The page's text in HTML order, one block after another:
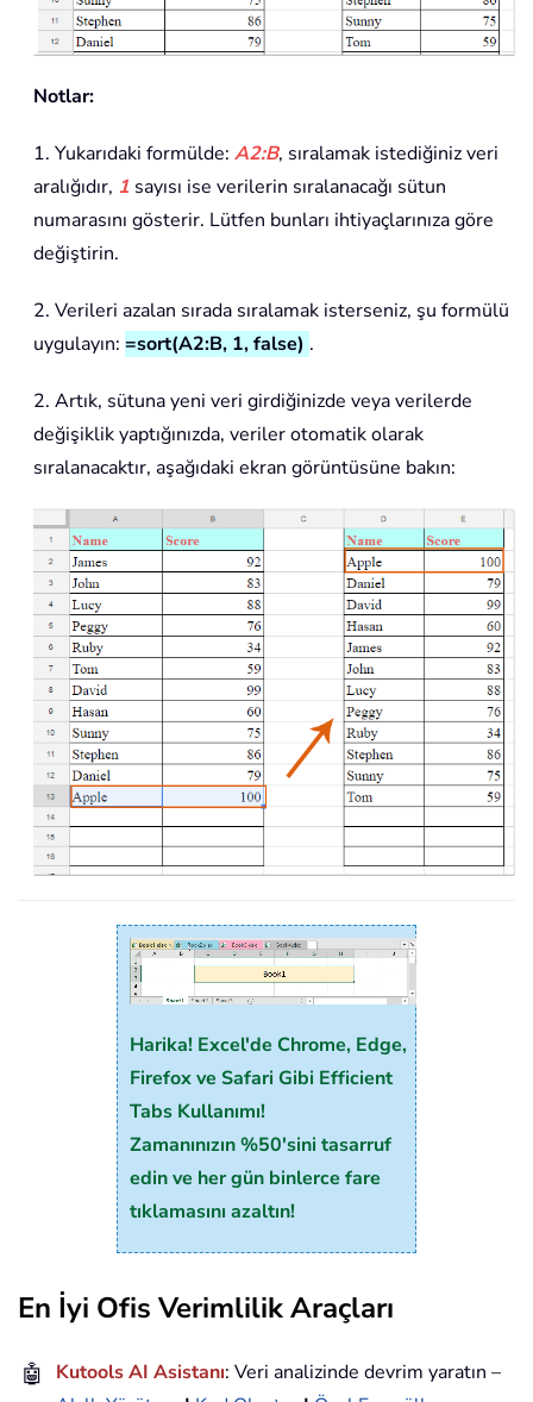
Notlar:
1. Yukarıdaki formülde: A2:B, sıralamak istediğiniz veri
aralığıdır, 1 sayısı ise verilerin sıralanacağı sütun
numarasını gösterir. Lütfen bunları ihtiyaçlarınıza göre
değiştirin.
2. Verileri azalan sırada sıralamak isterseniz, şu formülü
uygulayın: =sort(A2:B, 1, false) .
2. Artık, sütuna yeni veri girdiğinizde veya verilerde
değişiklik yaptığınızda, veriler otomatik olarak
sıralanacaktır, aşağıdaki ekran görüntüsüne bakın:
Harika! Excel'de Chrome, Edge,
Firefox ve Safari Gibi Efficient
Tabs Kullanımı!
Zamanınızın %50'sini tasarruf
edin ve her gün binlerce fare
tıklamasını azaltın!
En İyi Ofis Verimlilik Araçları
🤖 Kutools AI Asistanı: Veri analizinde devrim yaratın –